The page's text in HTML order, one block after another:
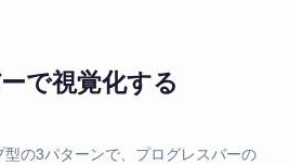
で視覚化する
の3パターンで、プログレスバーの